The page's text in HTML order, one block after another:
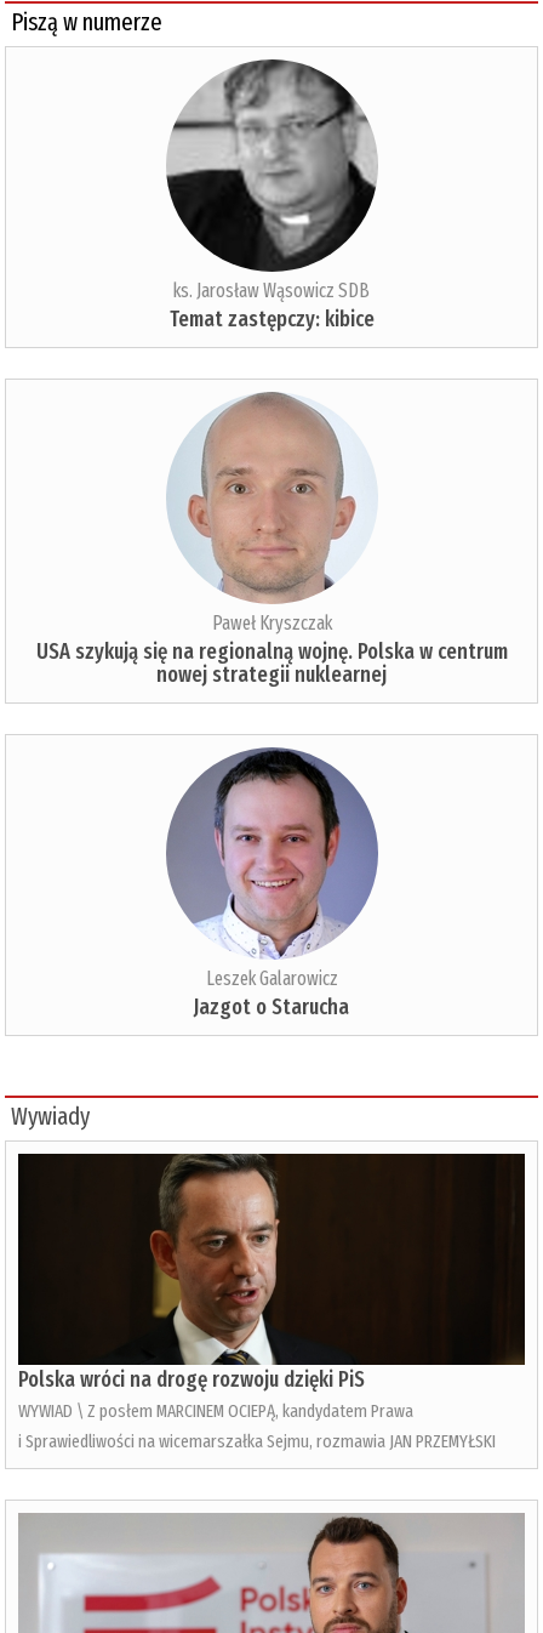
Piszą w numerze
ks. Jarosław Wąsowicz SDB
Temat zastępczy: kibice
Paweł Kryszczak
USA szykują się na regionalną wojnę. Polska w centrum
nowej strategii nuklearnej
Leszek Galarowicz
Jazgot o Starucha
Wywiady
Polska wróci na drogę rozwoju dzięki PiS
WYWIAD \ Z posłem MARCINEM OCIEPĄ, kandydatem Prawa
i Sprawiedliwości na wicemarszałka Sejmu, rozmawia JAN PRZEMYŁSKI